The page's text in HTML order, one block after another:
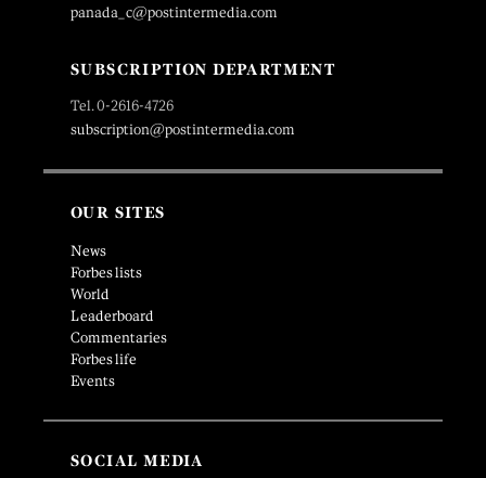
panada_c@postintermedia.com
SUBSCRIPTION DEPARTMENT
Tel. 0-2616-4726
subscription@postintermedia.com
OUR SITES
News
Forbes lists
World
Leaderboard
Commentaries
Forbes life
Events
SOCIAL MEDIA